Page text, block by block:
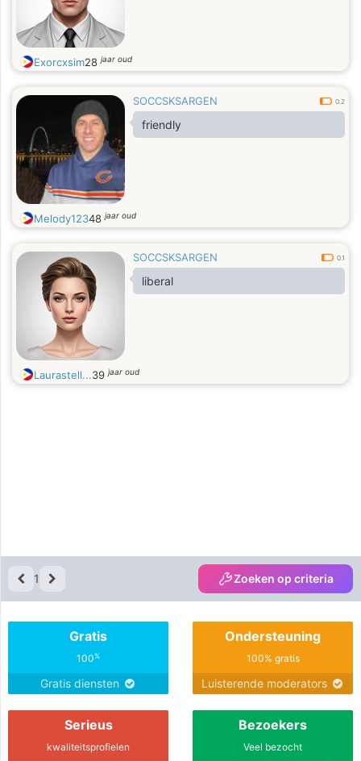
Exorcxsim28jaar oud
SOCCSKSARGEN 0.2
friendly
Melody12348jaar oud
SOCCSKSARGEN 0.1
liberal
Laurastell...39jaar oud
1 Zoeken op criteria
Gratis
100%
Gratis diensten
Ondersteuning
100% gratis
Luisterende moderators
Serieus
kwaliteitsprofielen
Bezoekers
Veel bezocht